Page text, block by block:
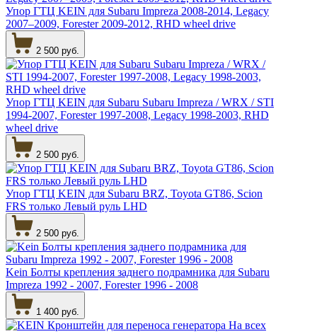
Упор ГТЦ KEIN для Subaru Impreza 2008-2014, Legacy
2007–2009, Forester 2009-2012, RHD wheel drive
2 500 руб.
Упор ГТЦ KEIN для Subaru Subaru Impreza / WRX / STI
1994-2007, Forester 1997-2008, Legacy 1998-2003, RHD
wheel drive
2 500 руб.
Упор ГТЦ KEIN для Subaru BRZ, Toyota GT86, Scion
FRS только Левый руль LHD
2 500 руб.
Kein Болты крепления заднего подрамника для Subaru
Impreza 1992 - 2007, Forester 1996 - 2008
1 400 руб.